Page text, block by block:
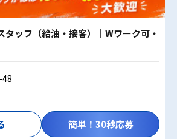
タッフ（給油・接客）｜Wワーク可・
簡単！30秒応募